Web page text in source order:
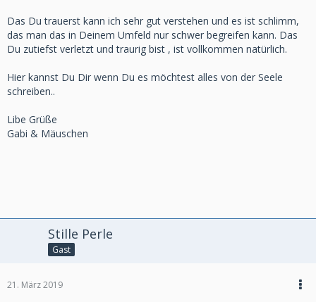
Das Du trauerst kann ich sehr gut verstehen und es ist schlimm,
das man das in Deinem Umfeld nur schwer begreifen kann. Das
Du zutiefst verletzt und traurig bist , ist vollkommen natürlich.
Hier kannst Du Dir wenn Du es möchtest alles von der Seele
schreiben..
Libe Grüße
Gabi & Mäuschen
Stille Perle
Gast
21. März 2019